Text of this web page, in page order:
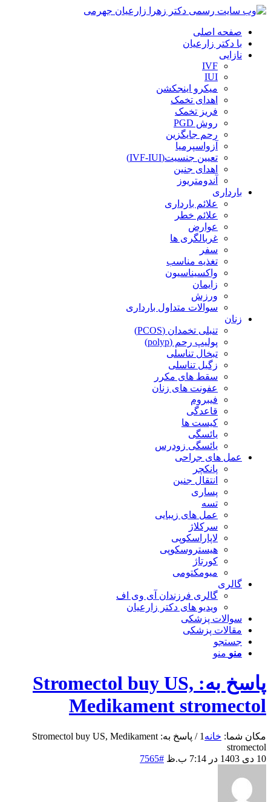
صفحه اصلی
با دکتر زارعیان
نازایی
IVF
IUI
میکرو اینجکشن
اهدای تخمک
فریز تخمک
روش PGD
رحم جایگزین
آزواسپرمیا
تعیین جنسیت(IVF-IUI)
اهدای جنین
آندومتریوز
بارداری
علائم بارداری
علائم خطر
عوارض
غربالگری ها
سفر
تغذیه مناسب
واکسیناسیون
زایمان
ورزش
سوالات متداول بارداری
زنان
تنبلی تخمدان (PCOS)
پولیپ رحم (polyp)
تبخال تناسلی
زگیل تناسلی
سقط های مکرر
عفونت های زنان
فیبروم
قاعدگی
کیست ها
یائسگی
یائسگی زودرس
عمل های جراحی
پانکچر
انتقال جنین
پساری
تسه
عمل های زیبایی
سرکلاژ
لاپاراسکوپی
هیستروسکوپی
کورتاژ
میومکتومی
گالری
گالری فرزندان آی وی اف
ویدیو های دکتر زارعیان
سوالات پزشکی
مقالات پزشکی
جستجو
منو منو
پاسخ به: Stromectol buy US,
Medikament stromectol
مکان شما: خانه 1
/
پاسخ به: Stromectol buy US, Medikament
stromectol
10 دی 1403 در 7:14 ب.ظ
#7565